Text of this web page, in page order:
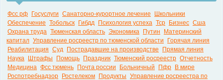
Фсс рф Госуслуги Санаторно-курортное лечение
Школьники
Обеспечение Тобольск Гибдд Психология успеха Тср Бизнес Сша
Охрана труда Тюменская область Экономика Путин
Материнский
капитал Управление росреестр по тюменской области
Горячая линия
Реабилитация Суд Пострадавшие на производстве
Прямая линия
Наука
Штрафы Помощь Праздник Тюменский росреестр Отчетность
Медицина Фсс тюмень Почта россии Больничный Пфр
В мире
Роспотребнадзор
Ростелеком Продукты Управление росреестра по